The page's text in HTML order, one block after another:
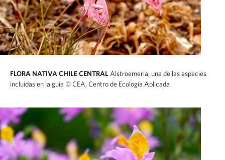
FLORA NATIVA CHILE CENTRAL Alstroemeria, una de las especies
incluidas en la guía © CEA, Centro de Ecología Aplicada